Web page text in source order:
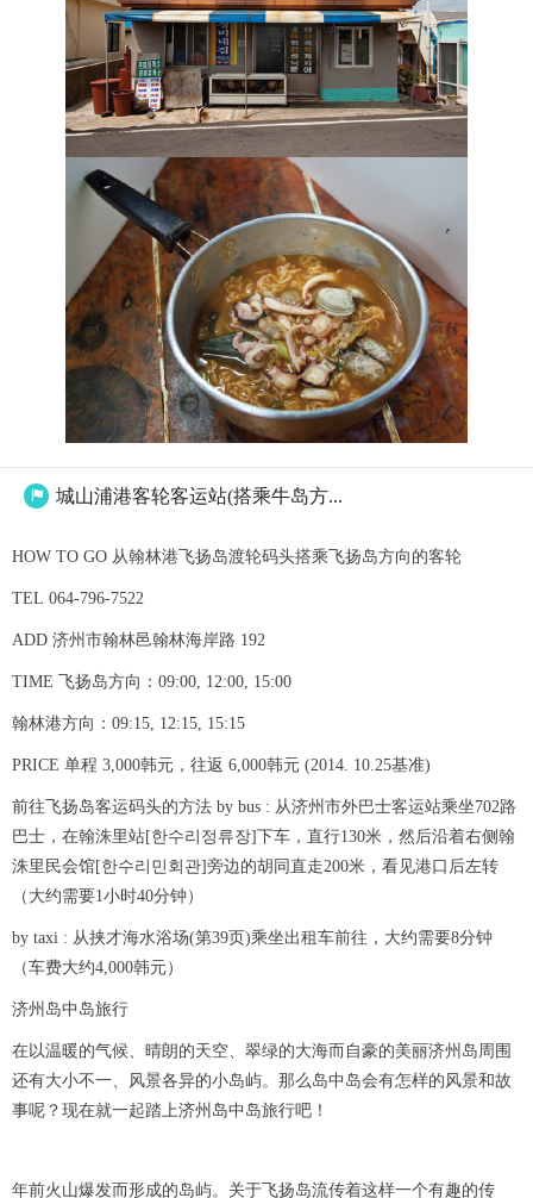
 城山浦港客轮客运站(搭乘牛岛方...
HOW TO GO 从翰林港飞扬岛渡轮码头搭乘飞扬岛方向的客轮
TEL 064-796-7522
ADD 济州市翰林邑翰林海岸路 192
TIME 飞扬岛方向：09:00, 12:00, 15:00
翰林港方向：09:15, 12:15, 15:15
PRICE 单程 3,000韩元，往返 6,000韩元 (2014. 10.25基准)
前往飞扬岛客运码头的方法 by bus : 从济州市外巴士客运站乘坐702路
巴士，在翰洙里站[한수리정류장]下车，直行130米，然后沿着右侧翰
洙里民会馆[한수리민회관]旁边的胡同直走200米，看见港口后左转
（大约需要1小时40分钟）
by taxi : 从挟才海水浴场(第39页)乘坐出租车前往，大约需要8分钟
（车费大约4,000韩元）
济州岛中岛旅行
在以温暖的气候、晴朗的天空、翠绿的大海而自豪的美丽济州岛周围
还有大小不一、风景各异的小岛屿。那么岛中岛会有怎样的风景和故
事呢？现在就一起踏上济州岛中岛旅行吧！
年前火山爆发而形成的岛屿。关于飞扬岛流传着这样一个有趣的传